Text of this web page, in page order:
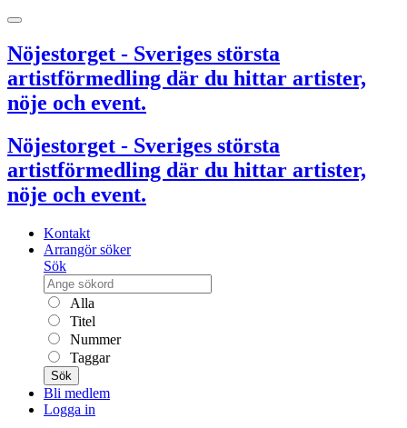
Nöjestorget - Sveriges största
artistförmedling där du hittar artister,
nöje och event.
Nöjestorget - Sveriges största
artistförmedling där du hittar artister,
nöje och event.
Kontakt
Arrangör söker
Sök
Alla
Titel
Nummer
Taggar
Sök
Bli medlem
Logga in